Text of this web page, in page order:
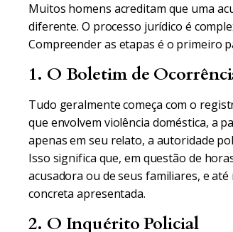
Muitos homens acreditam que uma
diferente. O processo jurídico é
Compreender as etapas é o primeiro
1. O Boletim de
Tudo geralmente começa com o
que envolvem violência doméstica, a
apenas em seu relato, a autoridade
Isso significa que, em questão de
acusadora ou de seus familiares, e
concreta apresentada.
2. O Inquérito Policial